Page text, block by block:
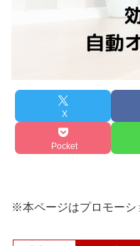
X
Pocket
※本ページはプロモーシ